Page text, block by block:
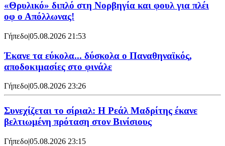
«Θρυλικό» διπλό στη Νορβηγία και φουλ για πλέι
οφ ο Απόλλωνας!
Γήπεδο|05.08.2026 21:53
Έκανε τα εύκολα... δύσκολα ο Παναθηναϊκός,
αποδοκιμασίες στο φινάλε
Γήπεδο|05.08.2026 23:26
Συνεχίζεται το σίριαλ: Η Ρεάλ Μαδρίτης έκανε
βελτιωμένη πρόταση στον Βινίσιους
Γήπεδο|05.08.2026 23:15